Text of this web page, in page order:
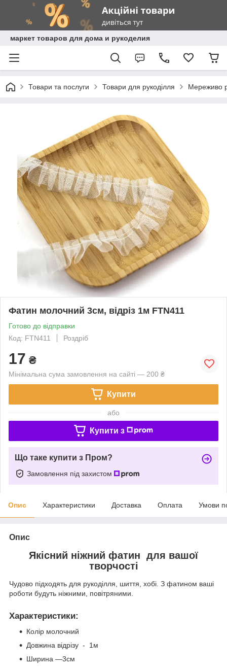
маркет товаров для дома и рукоделия
Товари та послуги Товари для рукоділля Мереживо
Фатин молочний 3см, відріз 1м FTN411
Готово до відправки
Код: FTN411
Роздріб
17 ₴
Мінімальна сума замовлення на сайті — 200 ₴
Купити
або
Купити з
Що таке купити з Пром?
Замовлення під захистом
Опис Характеристики Доставка Оплата Умови
Опис
Якісний ніжний фатин для вашої
творчості
Чудово підходять для рукоділля, шиття, хобі. З фатином ваші
роботи будуть ніжними, повітряними.
Характеристики:
Колір молочний
Довжина відрізу - 1м
Ширина —3см